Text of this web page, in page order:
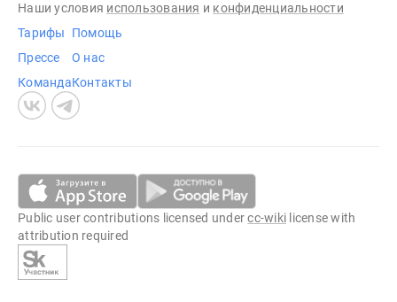
Наши условия использования и конфиденциальности
Тарифы
Прессе
Команда
Помощь
О нас
Контакты
Public user contributions licensed undercc-wiki license with
attribution required